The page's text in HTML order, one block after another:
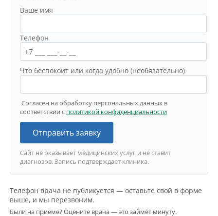
Ваше имя
Телефон
Что беспокоит или когда удобно (необязательно)
Согласен на обработку персональных данных в
соответствии с политикой конфиденциальности
Отправить заявку
Сайт не оказывает медицинских услуг и не ставит
диагнозов. Запись подтверждает клиника.
Телефон врача не публикуется — оставьте свой в форме
выше, и мы перезвоним.
Были на приёме? Оцените врача — это займёт минуту.